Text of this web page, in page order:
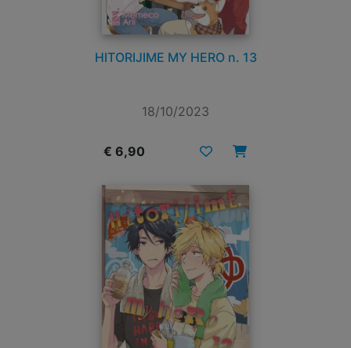
HITORIJIME MY HERO n. 13
18/10/2023
€ 6,90